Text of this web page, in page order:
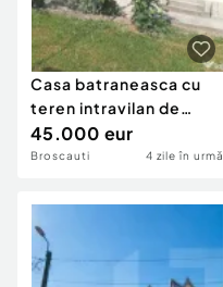
Casa batraneasca cu
teren intravilan de
3600, Broscauti
45.000 eur
Broscauti 4 zile în urmă